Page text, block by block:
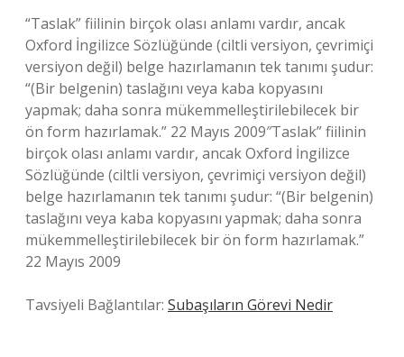
“Taslak” fiilinin birçok olası anlamı vardır, ancak
Oxford İngilizce Sözlüğünde (ciltli versiyon, çevrimiçi
versiyon değil) belge hazırlamanın tek tanımı şudur:
“(Bir belgenin) taslağını veya kaba kopyasını
yapmak; daha sonra mükemmelleştirilebilecek bir
ön form hazırlamak.” 22 Mayıs 2009″Taslak” fiilinin
birçok olası anlamı vardır, ancak Oxford İngilizce
Sözlüğünde (ciltli versiyon, çevrimiçi versiyon değil)
belge hazırlamanın tek tanımı şudur: “(Bir belgenin)
taslağını veya kaba kopyasını yapmak; daha sonra
mükemmelleştirilebilecek bir ön form hazırlamak.”
22 Mayıs 2009
Tavsiyeli Bağlantılar: Subaşıların Görevi Nedir